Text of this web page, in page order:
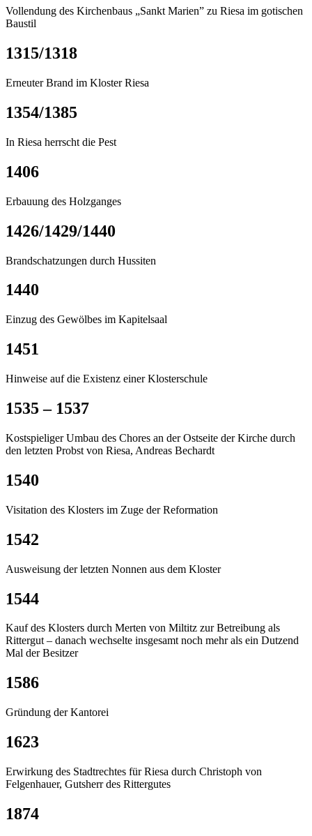
Vollendung des Kirchenbaus „Sankt Marien” zu Riesa im gotischen
Baustil
1315/1318
Erneuter Brand im Kloster Riesa
1354/1385
In Riesa herrscht die Pest
1406
Erbauung des Holzganges
1426/1429/1440
Brandschatzungen durch Hussiten
1440
Einzug des Gewölbes im Kapitelsaal
1451
Hinweise auf die Existenz einer Klosterschule
1535 – 1537
Kostspieliger Umbau des Chores an der Ostseite der Kirche durch
den letzten Probst von Riesa, Andreas Bechardt
1540
Visitation des Klosters im Zuge der Reformation
1542
Ausweisung der letzten Nonnen aus dem Kloster
1544
Kauf des Klosters durch Merten von Miltitz zur Betreibung als
Rittergut – danach wechselte insgesamt noch mehr als ein Dutzend
Mal der Besitzer
1586
Gründung der Kantorei
1623
Erwirkung des Stadtrechtes für Riesa durch Christoph von
Felgenhauer, Gutsherr des Rittergutes
1874